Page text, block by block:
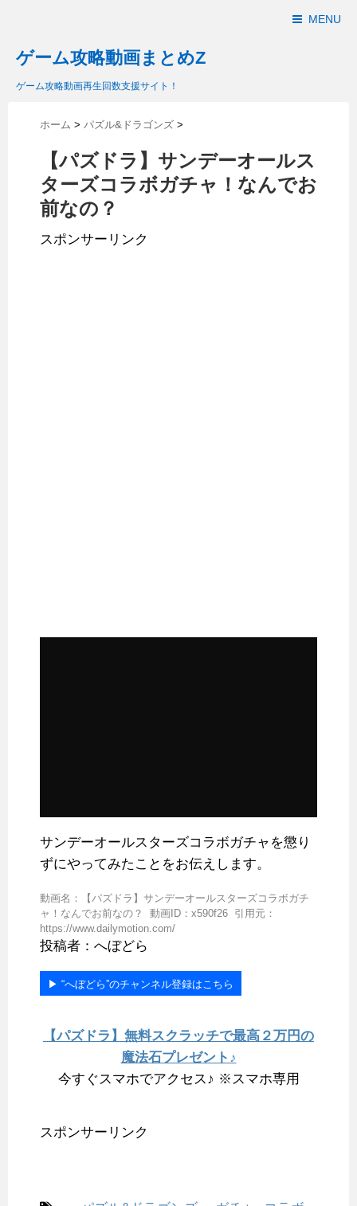
MENU
ゲーム攻略動画まとめZ
ゲーム攻略動画再生回数支援サイト！
ホーム > パズル&ドラゴンズ >
【パズドラ】サンデーオールス
ターズコラボガチャ！なんでお
前なの？
スポンサーリンク
サンデーオールスターズコラボガチャを懲り
ずにやってみたことをお伝えします。
動画名：【パズドラ】サンデーオールスターズコラボガチ
ャ！なんでお前なの？ 動画ID：x590f26 引用元：
https://www.dailymotion.com/
投稿者：へぼどら
▶︎ “へぼどら”のチャンネル登録はこちら
【パズドラ】無料スクラッチで最高２万円の
魔法石プレゼント♪
今すぐスマホでアクセス♪ ※スマホ専用
スポンサーリンク